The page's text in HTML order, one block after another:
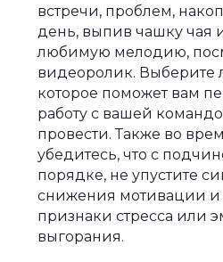
встречи, проблем,
день, выпив чашку чая
любимую мелодию,
видеоролик. Выберите
которое поможет вам
работу с вашей
провести. Также во
убедитесь, что с
порядке, не упустите
снижения мотивации и
признаки стресса или
выгорания.